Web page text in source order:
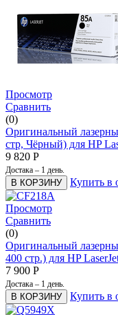
Просмотр
Сравнить
(0)
Оригинальный
стр, Чёрный) для HP
9 820 Р
Достака – 1 день.
В КОРЗИНУ Купить в
Просмотр
Сравнить
(0)
Оригинальный
400 стр.) для HP
7 900 Р
Достака – 1 день.
В КОРЗИНУ Купить в